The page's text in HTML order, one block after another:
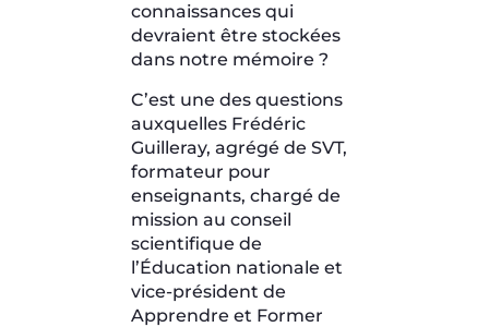
connaissances qui
devraient être stockées
dans notre mémoire ?
C’est une des questions
auxquelles Frédéric
Guilleray, agrégé de SVT,
formateur pour
enseignants, chargé de
mission au conseil
scientifique de
l’Éducation nationale et
vice-président de
Apprendre et Former